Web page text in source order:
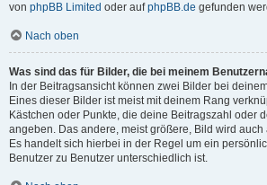
von phpBB Limited oder aufphpBB.de gefunden
Nach oben
Was sind das für Bilder, die bei meinem
In der Beitragsansicht können zwei Bilder bei
Eines dieser Bilder ist meist mit deinem Rang
Kästchen oder Punkte, die deine Beitragszahl oder
angeben. Das andere, meist größere, Bild wird auch
Es handelt sich hierbei in der Regel um ein
Benutzer zu Benutzer unterschiedlich ist.